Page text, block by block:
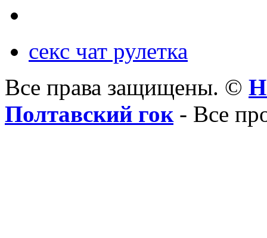
секс чат рулетка
Все права защищены. ©
Полтавский гок- Все